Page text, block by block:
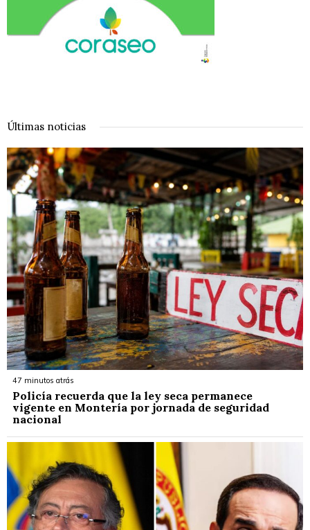
Últimas noticias
47 minutos atrás
Policía recuerda que la ley seca permanece
vigente en Montería por jornada de seguridad
nacional